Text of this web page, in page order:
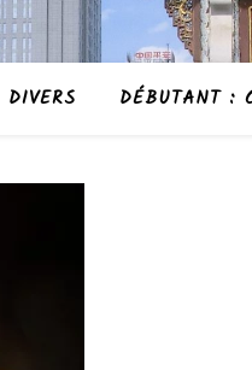
DIVERS DÉBUTANT :